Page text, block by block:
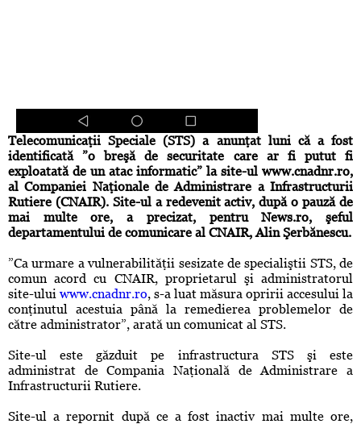
Telecomunicaţii Speciale (STS) a anunţat luni că a fost
identificată ”o breşă de securitate care ar fi putut fi
exploatată de un atac informatic” la site-ul www.cnadnr.ro,
al Companiei Naţionale de Administrare a Infrastructurii
Rutiere (CNAIR). Site-ul a redevenit activ, după o pauză de
mai multe ore, a precizat, pentru News.ro, şeful
departamentului de comunicare al CNAIR, Alin Şerbănescu.
”Ca urmare a vulnerabilităţii sesizate de specialiştii STS, de
comun acord cu CNAIR, proprietarul şi administratorul
site-ului www.cnadnr.ro, s-a luat măsura opririi accesului la
conţinutul acestuia până la remedierea problemelor de
către administrator”, arată un comunicat al STS.
Site-ul este găzduit pe infrastructura STS şi este
administrat de Compania Naţională de Administrare a
Infrastructurii Rutiere.
Site-ul a repornit după ce a fost inactiv mai multe ore,